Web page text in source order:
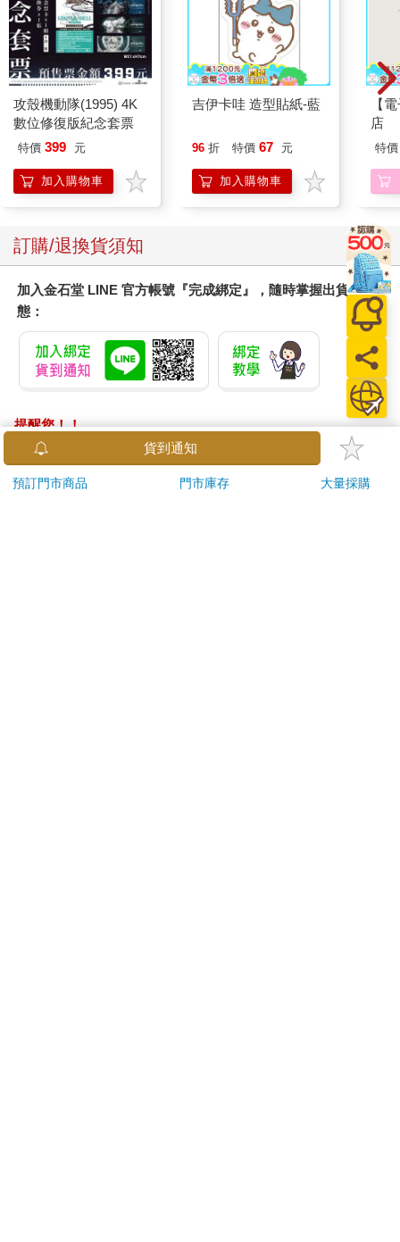
攻殼機動隊(1995) 4K
數位修復版紀念套票
特價 399 元
加入購物車
吉伊卡哇 造型貼紙-藍
96 折 特價 67 元
加入購物車
【
店
特價
訂購/退換貨須知
加入金石堂 LINE 官方帳號『完成綁定』，隨時掌握出貨動
態：
提醒您！！
金石堂及銀行均不會請您操作ATM! 如接獲電話要求您前往
ATM提款機，請不要聽從指示，以免受騙上當！
貨到通知
預訂門市商品 門市庫存 大量採購